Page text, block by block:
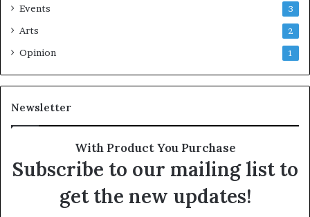
Events 3
Arts 2
Opinion 1
Newsletter
With Product You Purchase
Subscribe to our mailing list to
get the new updates!